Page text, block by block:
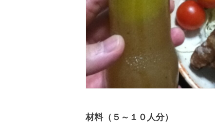
材料（５～１０人分）